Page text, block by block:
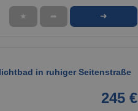
★ ➦ ➜
in ruhiger Seitenstraße
245 €